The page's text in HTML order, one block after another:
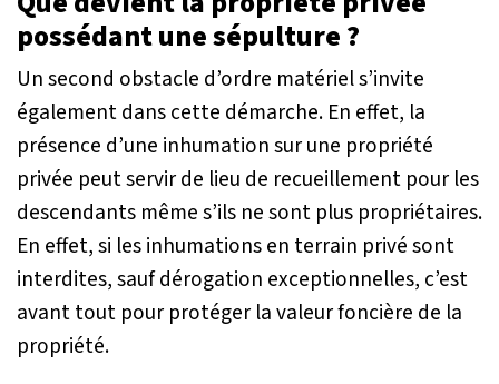
possédant une sépulture ?
Un second obstacle d’ordre matériel s’invite
également dans cette démarche. En effet, la
présence d’une inhumation sur une propriété
privée peut servir de lieu de recueillement pour les
descendants même s’ils ne sont plus propriétaires.
En effet, si les inhumations en terrain privé sont
interdites, sauf dérogation exceptionnelles, c’est
avant tout pour protéger la valeur foncière de la
propriété.